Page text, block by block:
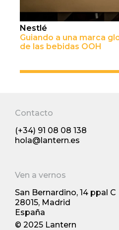
Nestlé
Guiando a una marca
de las bebidas OOH
Contacto
(+34) 91 08 08 138
hola@lantern.es
Ven a vernos
San Bernardino, 14 ppal С
28015, Madrid
España
© 2025 Lantern